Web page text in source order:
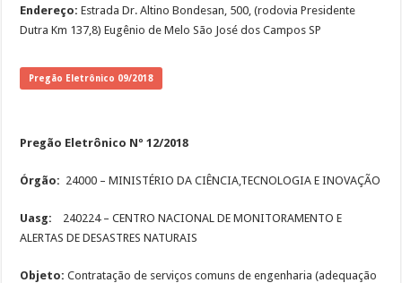
Endereço: Estrada Dr. Altino Bondesan, 500, (rodovia Presidente
Dutra Km 137,8) Eugênio de Melo São José dos Campos SP
Pregão Eletrônico 09/2018
Pregão Eletrônico Nº 12/2018
Órgão: 24000 – MINISTÉRIO DA CIÊNCIA,TECNOLOGIA E INOVAÇÃO
Uasg: 240224 – CENTRO NACIONAL DE MONITORAMENTO E
ALERTAS DE DESASTRES NATURAIS
Objeto: Contratação de serviços comuns de engenharia (adequação